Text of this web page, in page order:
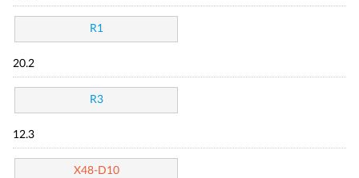
R1
20.2
R3
12.3
X48-D10